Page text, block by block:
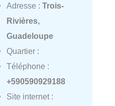
Adresse : Trois-
Rivières,
Guadeloupe
Quartier :
Téléphone :
+590590929188
Site internet :